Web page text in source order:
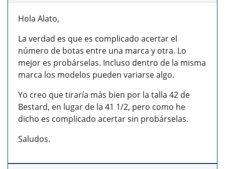
Hola Alato,
La verdad es que es complicado acertar el
número de botas entre una marca y otra. Lo
mejor es probárselas. Incluso dentro de la misma
marca los modelos pueden variarse algo.
Yo creo que tiraría más bien por la talla 42 de
Bestard, en lugar de la 41 1/2, pero como he
dicho es complicado acertar sin probárselas.
Saludos.